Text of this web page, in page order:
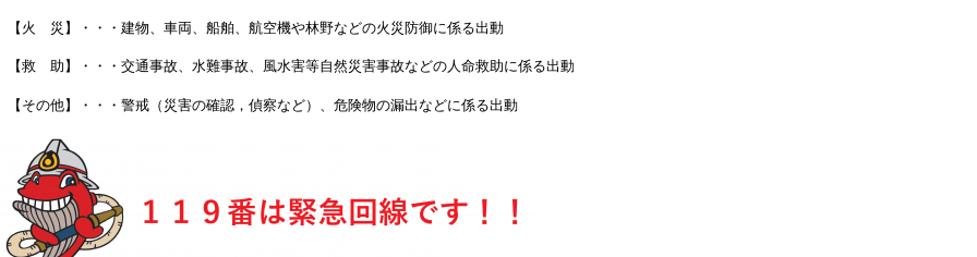
【火 災】・・・建物、車両、船舶、航空機や林野などの火災防御に係る出動
【救 助】・・・交通事故、水難事故、風水害等自然災害事故などの人命救助に係る出動
【その他】・・・警戒（災害の確認，偵察など）、危険物の漏出などに係る出動